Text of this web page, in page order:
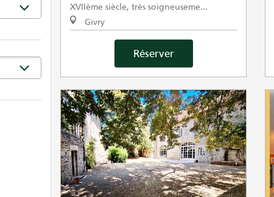
XVIIème siècle, très soigneuseme...
Givry
Réserver